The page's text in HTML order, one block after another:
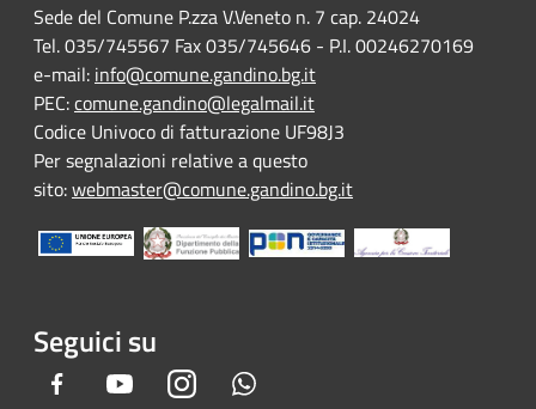
Sede del Comune P.zza V.Veneto n. 7 cap. 24024
Tel. 035/745567 Fax 035/745646 - P.I. 00246270169
e-mail: info@comune.gandino.bg.it
PEC:comune.gandino@legalmail.it
Codice Univoco di fatturazione UF98J3
Per segnalazioni relative a questo
sito:webmaster@comune.gandino.bg.it
Seguici su
Facebook YoutubeInstagram